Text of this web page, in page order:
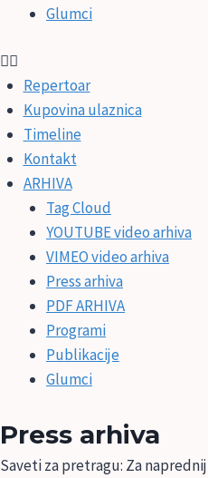
Glumci
Repertoar
Kupovina ulaznica
Timeline
Kontakt
ARHIVA
Tag Cloud
YOUTUBE video arhiva
VIMEO video arhiva
Press arhiva
PDF ARHIVA
Programi
Publikacije
Glumci
Press arhiva
Saveti za pretragu: Za